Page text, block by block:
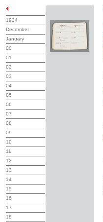
1934
December
January
00
01
02
03
04
05
06
07
08
09
10
11
12
13
14
15
16
17
18